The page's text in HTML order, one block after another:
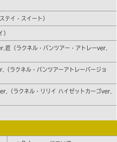
イ・スイート）
（ラクネル・バンツアー・アトレーver.
ラクネル・バンツアーアトレーバージョ
ラクネル・リリイ ハイゼットカーゴver.